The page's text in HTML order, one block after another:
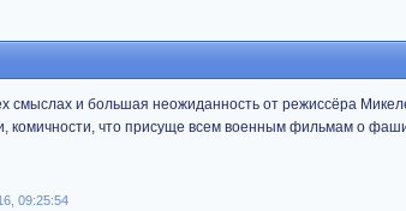
смыслах и большая неожиданность от режиссёра
комичности, что присуще всем военным фильмам о
09:25:54